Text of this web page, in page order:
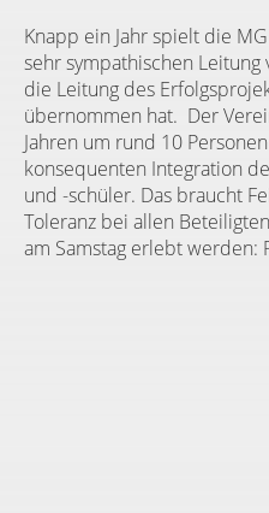
Knapp ein Jahr spielt die
sehr sympathischen Leitung
die Leitung des
übernommen hat. Der
Jahren um rund 10
konsequenten Integration
und -schüler. Das braucht
Toleranz bei allen
am Samstag erlebt werden: